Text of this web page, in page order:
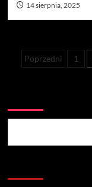
14 sierpnia, 2025
Poprzedni 1